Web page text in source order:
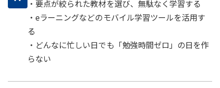
・要点が絞られた教材を選び、無駄なく学習する
・eラーニングなどのモバイル学習ツールを活用す
る
・どんなに忙しい日でも「勉強時間ゼロ」の日を作
らない